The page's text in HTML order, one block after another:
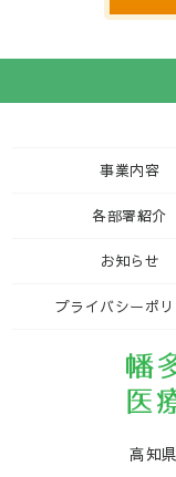
事業内容
各部署紹介
お知らせ
プライバシーポ
高知